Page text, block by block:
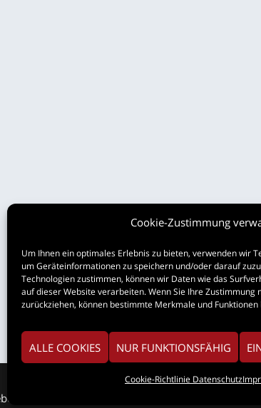
Cookie-Zustimmung
Um Ihnen ein optimales Erlebnis zu bieten, verwenden wir
um Geräteinformationen zu speichern und/oder darauf
Technologien zustimmen, können wir Daten wie das
auf dieser Website verarbeiten. Wenn Sie Ihre Zustimmung
zurückziehen, können bestimmte Merkmale und
ALLE COOKIES NUR FUNKTIONSFÄHIG
Coo­kie-Richt­li­nie Daten­schutz